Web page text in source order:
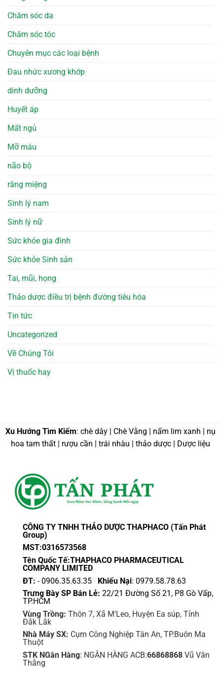
Chăm sóc da
Chăm sóc tóc
Chuyên mục các loại bệnh
Đau nhức xương khớp
dinh dưỡng
Huyết áp
Mất ngủ
Mỡ máu
não bộ
răng miệng
Sinh lý nam
Sinh lý nữ
Sức khỏe gia đình
Sức khỏe Sinh sản
Tai, mũi, họng
Thảo dược điều trị bệnh đường tiêu hóa
Tin tức
Uncategorized
Về Chúng Tôi
Vị thuốc hay
Xu Hướng Tìm Kiếm: chè dây | Chè Vằng | nấm lim xanh | nụ
hoa tam thất | rượu cần | trái nhàu | thảo dược | Dược liệu
CÔNG TY TNHH THẢO DƯỢC THAPHACO (Tấn Phát
Group)
MST:0316573568
Tên Quốc Tế:THAPHACO PHARMACEUTICAL
COMPANY LIMITED
ĐT: - 0906.35.63.35 Khiếu Nại: 0979.58.78.63
Trưng Bày SP Bán Lẻ: 22/21 Đường Số 21, P8 Gò Vấp,
TP.HCM
Vùng Trồng: Thôn 7, Xã M'Leo, Huyện Ea súp, Tỉnh
Đắk Lắk
Nhà Máy SX: Cụm Công Nghiệp Tân An, TP.Buôn Ma
Thuột
STK NGân Hàng: NGÂN HÀNG ACB:66868868Vũ Văn
Thắng